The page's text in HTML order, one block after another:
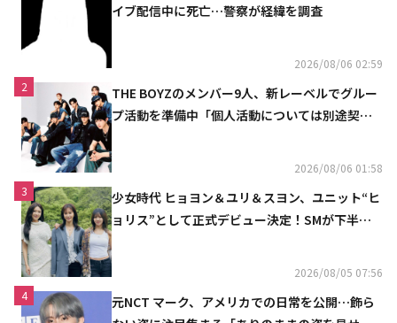
イブ配信中に死亡…警察が経緯を調査
2026/08/06 02:59
2
THE BOYZのメンバー9人、新レーベルでグルー
プ活動を準備中「個人活動については別途契約
2026/08/06 01:58
3
少女時代 ヒョヨン＆ユリ＆スヨン、ユニット“ヒ
ョリス”として正式デビュー決定！SMが下半期
2026/08/05 07:56
4
元NCT マーク、アメリカでの日常を公開…飾ら